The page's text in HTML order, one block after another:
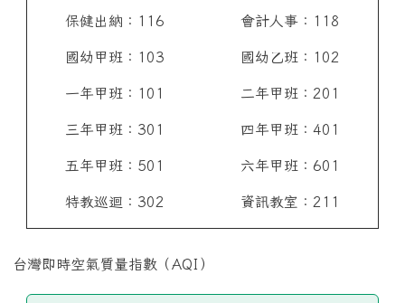
保健出納：116
國幼甲班：103
一年甲班：101
三年甲班：301
五年甲班：501
特教巡迴：302
會計人事：118
國幼乙班：102
二年甲班：201
四年甲班：401
六年甲班：601
資訊教室：211
台灣即時空氣質量指數（AQI）